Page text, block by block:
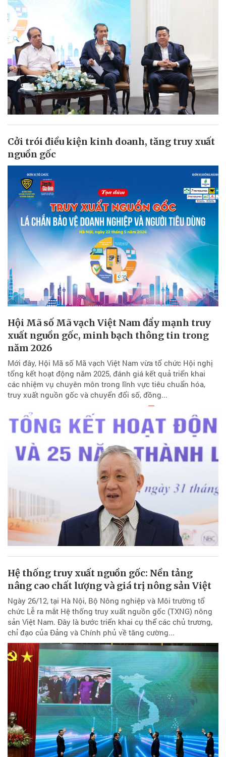
Cởi trói điều kiện kinh doanh, tăng truy xuất
nguồn gốc
Hội Mã số Mã vạch Việt Nam đẩy mạnh truy
xuất nguồn gốc, minh bạch thông tin trong
năm 2026
Mới đây, Hội Mã số Mã vạch Việt Nam vừa tổ chức Hội nghị
tổng kết hoạt động năm 2025, đánh giá kết quả triển khai
các nhiệm vụ chuyên môn trong lĩnh vực tiêu chuẩn hóa,
truy xuất nguồn gốc và chuyển đổi số, đồng...
Hệ thống truy xuất nguồn gốc: Nền tảng
nâng cao chất lượng và giá trị nông sản Việt
Ngày 26/12, tại Hà Nội, Bộ Nông nghiệp và Môi trường tổ
chức Lễ ra mắt Hệ thống truy xuất nguồn gốc (TXNG) nông
sản Việt Nam. Đây là bước triển khai cụ thể các chủ trương,
chỉ đạo của Đảng và Chính phủ về tăng cường...